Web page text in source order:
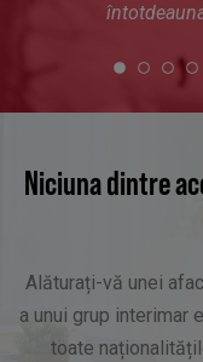
Niciuna dintre
Alăturați-vă unei
a unui grup interimar
toate